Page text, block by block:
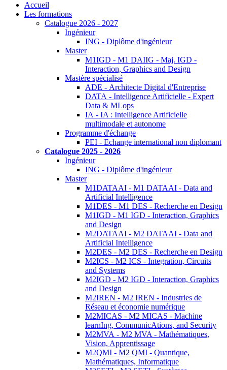
Accueil
Les formations
Catalogue 2026 - 2027
Ingénieur
ING - Diplôme d'ingénieur
Master
M1IGD - M1 DAIIG - Maj. IGD -
Interaction, Graphics and Design
Mastère spécialisé
ADE - Architecte Digital d'Entreprise
DATA - Intelligence Artificielle - Expert
Data & MLops
IA - IA : Intelligence Artificielle
multimodale et autonome
Programme d'échange
PEI - Echange international non diplomant
Catalogue 2025 - 2026
Ingénieur
ING - Diplôme d'ingénieur
Master
M1DATAAI - M1 DATAAI - Data and
Artificial Intelligence
M1DES - M1 DES - Recherche en Design
M1IGD - M1 IGD - Interaction, Graphics
and Design
M2DATAAI - M2 DATAAI - Data and
Artificial Intelligence
M2DES - M2 DES - Recherche en Design
M2ICS - M2 ICS - Integration, Circuits
and Systems
M2IGD - M2 IGD - Interaction, Graphics
and Design
M2IREN - M2 IREN - Industries de
Réseau et économie numérique
M2MICAS - M2 MICAS - Machine
learnIng, CommunicAtions, and Security
M2MVA - M2 MVA - Mathématiques,
Vision, Apprentissage
M2QMI - M2 QMI - Quantique,
Mathématiques, Informatique